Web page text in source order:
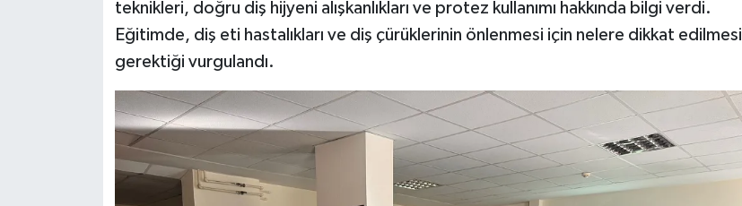
teknikleri, doğru diş hijyeni alışkanlıkları ve protez kullanımı hakkında bilgi verdi.
Eğitimde, diş eti hastalıkları ve diş çürüklerinin önlenmesi için nelere dikkat edilmesi
gerektiği vurgulandı.